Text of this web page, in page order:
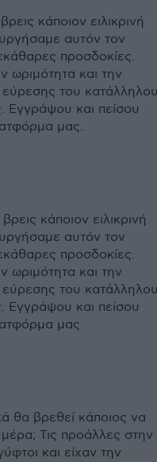
κάποιον ειλικρινή
αυτόν τον
προσδοκίες.
ωριμότητα και την
εύρεσης του
Εγγράψου και πείσου
μας.
κάποιον ειλικρινή
αυτόν τον
προσδοκίες.
ωριμότητα και την
εύρεσης του
Εγγράψου και πείσου
μας.
θα βρεθεί κάποιος να
Τις προάλλες στην
και είχαν την